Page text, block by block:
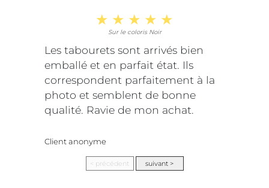
Sur le coloris Noir
Les tabourets sont arrivés bien
emballé et en parfait état. Ils
correspondent parfaitement à la
photo et semblent de bonne
qualité. Ravie de mon achat.
Client anonyme